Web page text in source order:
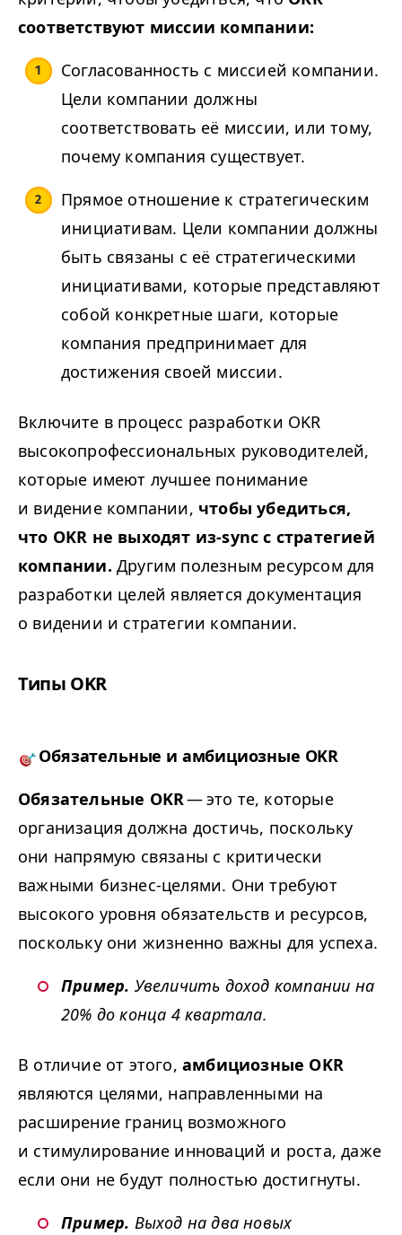
соответствуют миссии компании:
Согласованность с миссией компании.
Цели компании должны
соответствовать её миссии, или тому,
почему компания существует.
Прямое отношение к стратегическим
инициативам. Цели компании должны
быть связаны с её стратегическими
инициативами, которые представляют
собой конкретные шаги, которые
компания предпринимает для
достижения своей миссии.
Включите в процесс разработки OKR
высокопрофессиональных руководителей,
которые имеют лучшее понимание
и видение компании, чтобы убедиться,
что OKR не выходят из-sync с стратегией
компании. Другим полезным ресурсом для
разработки целей является документация
о видении и стратегии компании.
Типы OKR
Обязательные и амбициозные OKR
Обязательные OKR— это те, которые
организация должна достичь, поскольку
они напрямую связаны с критически
важными бизнес-целями. Они требуют
высокого уровня обязательств и ресурсов,
поскольку они жизненно важны для успеха.
Пример. Увеличить доход компании на
20% до конца 4 квартала.
В отличие от этого, амбициозные OKR
являются целями, направленными на
расширение границ возможного
и стимулирование инноваций и роста, даже
если они не будут полностью достигнуты.
Пример. Выход на два новых